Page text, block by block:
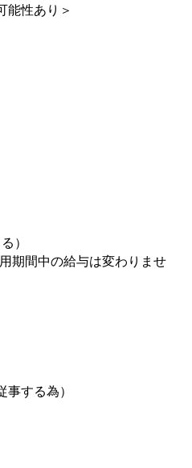
能性あり＞
）
期間中の給与は変わりませ
する為）